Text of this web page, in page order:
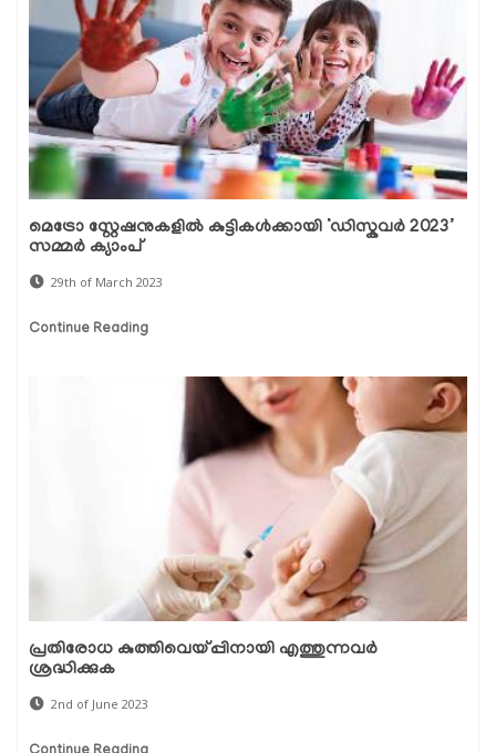
മെട്രോ സ്റ്റേഷനുകളിൽ കുട്ടികൾക്കായി ‘ഡിസ്കവർ 2023’
സമ്മർ ക്യാംപ്
29th of March 2023
Continue Reading
പ്രതിരോധ കുത്തിവെയ്പ്പിനായി എത്തുന്നവർ
ശ്രദ്ധിക്കുക
2nd of June 2023